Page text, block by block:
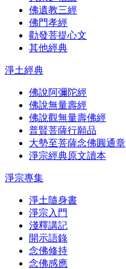
佛遺教三經
佛門孝經
勸發菩提心文
其他經典
淨土經典
佛說阿彌陀經
佛說無量壽經
佛說觀無量壽佛經
普賢菩薩行願品
大勢至菩薩念佛圓通章
淨宗經典原文讀本
淨宗專集
淨土隨身書
淨宗入門
淺釋講記
開示語錄
念佛修持
念佛感應